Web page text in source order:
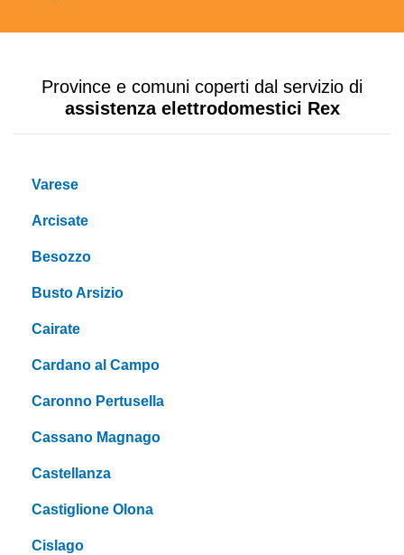
Province e comuni coperti dal servizio di
assistenza elettrodomestici Rex
Varese
Arcisate
Besozzo
Busto Arsizio
Cairate
Cardano al Campo
Caronno Pertusella
Cassano Magnago
Castellanza
Castiglione Olona
Cislago